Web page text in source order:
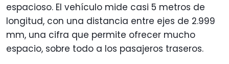
espacioso. El vehículo mide casi 5 metros de
longitud, con una distancia entre ejes de 2.999
mm, una cifra que permite ofrecer mucho
espacio, sobre todo a los pasajeros traseros.